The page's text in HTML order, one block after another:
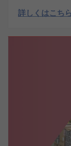
詳しくはこちら